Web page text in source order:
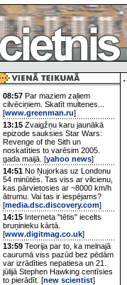
08:57 Par maziem zaļiem
cilvēciņiem. Skatīt multenes...
[www.greenman.ru]
13:15 Zvaigžņu karu jaunākā
epizode sauksies Star Wars:
Revenge of the Sith un
noskatīties to varēsim 2005.
gada maijā. [yahoo news]
14:51 No Ņujorkas uz Londonu
54 minūtēs. Tas viss ar vilcienu,
kas pārvietosies ar ~8000 km/h
ātrumu. Vai tas ir iespējams?
[media.dsc.discovery.com]
14:15 Interneta "tētis" iecelts
bruņinieku kārtā.
[www.digitmag.co.uk]
13:59 Teorija par to, ka melnajā
caurumā viss pazūd bez pēdām
var izrādīties nepatiesa un 21.
jūlijā Stephen Hawking centīsies
to pierādīt. [new scientist]